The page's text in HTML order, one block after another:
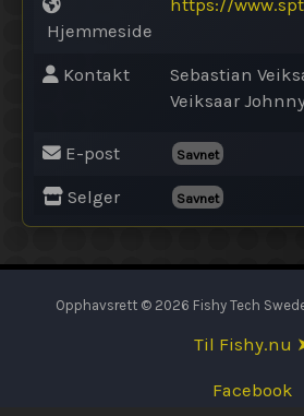
Hjemmeside
https://
Kontakt
Sebastian
Veiksaar
E-post Savnet
Selger Savnet
Opphavsrett © 2026 Fishy Tech
Til Fishy.nu
Facebook